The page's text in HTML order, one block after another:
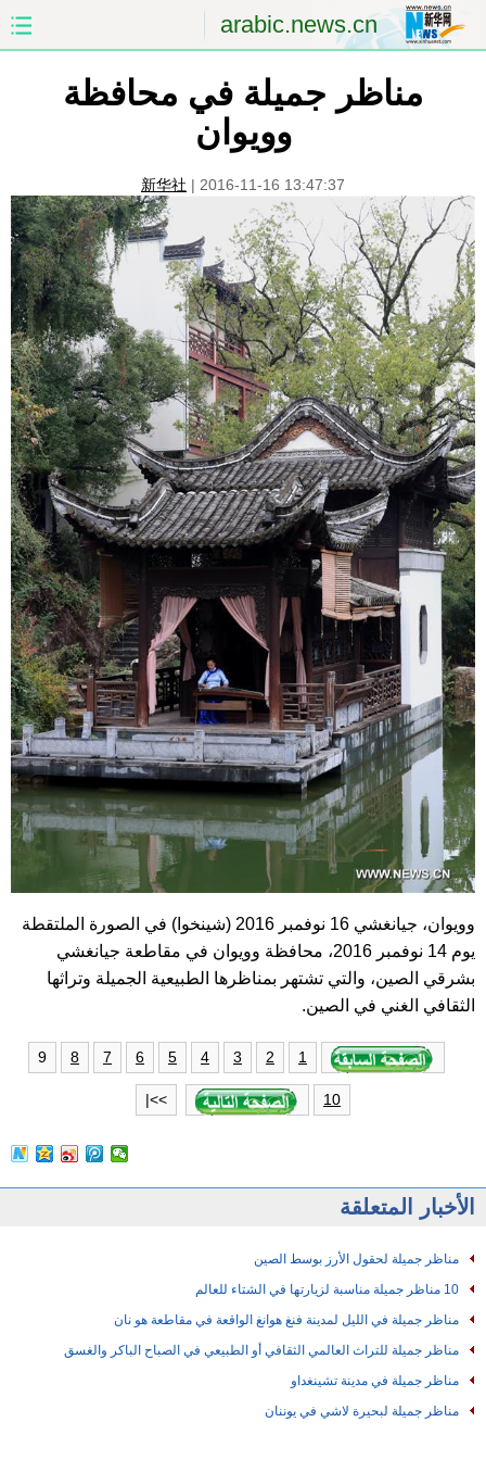
arabic.news.cn
الصين الصفحة الأولى
الاقتصاد الصين والعالم العربي
العلوم والصحة الثقافة والتعليم
الرياضة السياحة والبيئة
مؤتمر صحفى للخارجية الصور
مناظر جميلة في محافظة
وويوان
新华社 | 2016-11-16 13:47:37
وويوان، جيانغشي 16 نوفمبر 2016 (شينخوا) في الصورة الملتقطة
يوم 14 نوفمبر 2016، محافظة وويوان في مقاطعة جيانغشي
بشرقي الصين، والتي تشتهر بمناظرها الطبيعية الجميلة وتراثها
الثقافي الغني في الصين.
1
2
3
4
5
6
7
8
9
10
>>|
الأخبار المتعلقة
مناظر جميلة لحقول الأرز بوسط الصين
10 مناظر جميلة مناسبة لزيارتها في الشتاء للعالم
مناظر جميلة في الليل لمدينة فنغ هوانغ الواقعة في مقاطعة هو نان
مناظر جميلة للتراث العالمي الثقافي أو الطبيعي في الصباح الباكر والغسق
مناظر جميلة في مدينة تشينغداو
مناظر جميلة لبحيرة لاشي في يوننان